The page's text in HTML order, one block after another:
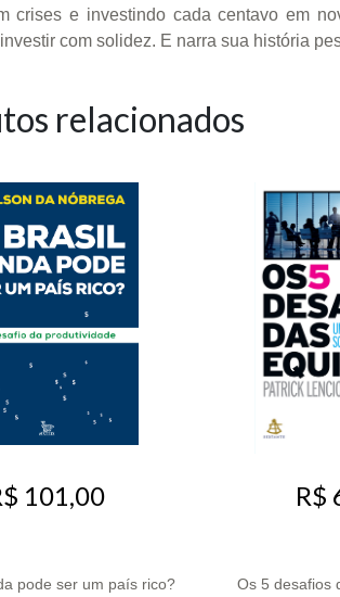
crises e investindo cada centavo em
com solidez. E narra sua história
relacionados
101,00
pode ser um país rico?
R$
Os 5 desafios